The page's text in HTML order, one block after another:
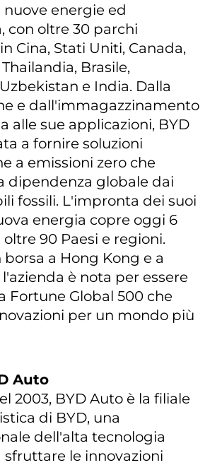
nuove energie ed
con oltre 30 parchi
Cina, Stati Uniti, Canada,
Brasile,
e India. Dalla
e dall'immagazzinamento
alle sue applicazioni, BYD
a fornire soluzioni
a emissioni zero che
dipendenza globale dai
fossili. L'impronta dei suoi
energia copre oggi 6
90 Paesi e regioni.
a Hong Kong e a
l'azienda è nota per essere
Fortune Global 500 che
per un mondo più
Auto
2003, BYD Auto è la filiale
di BYD, una
dell'alta tecnologia
sfruttare le innovazioni